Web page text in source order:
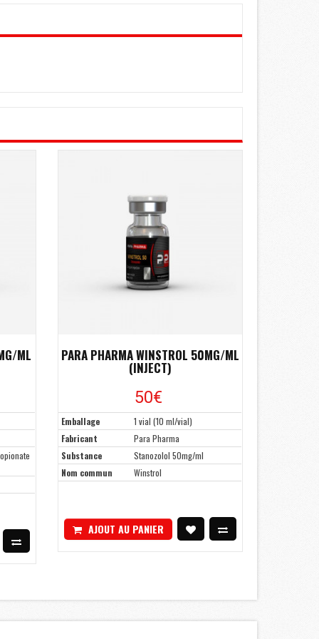
ML PARA PHARMA WINSTROL 50MG/ML
(INJECT)
50€
Emballage
1 vial (10 ml/vial)
Fabricant
Para Pharma
Substance
Stanozolol 50mg/ml
Nom commun
Winstrol
AJOUT AU PANIER